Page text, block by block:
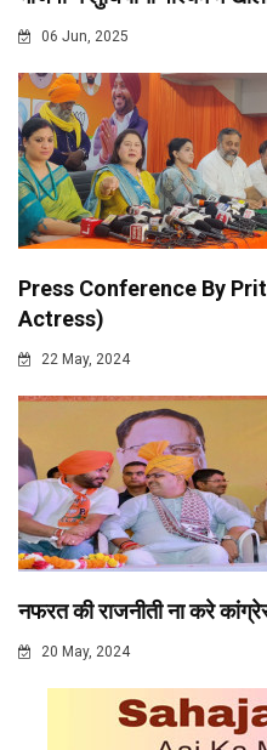
06 Jun, 2025
Press Conference By
Actress)
22 May, 2024
नफरत की राजनीती ना करे
20 May, 2024